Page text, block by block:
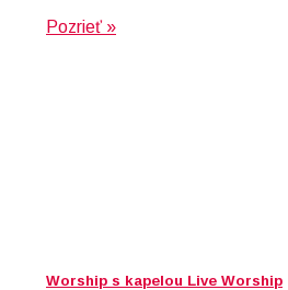
Pozrieť »
Worship s kapelou Live Worship